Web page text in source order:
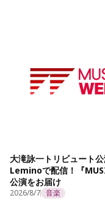
大滝詠一トリビュート
Leminoで配信！『
公演をお届け
2026/8/7 音楽